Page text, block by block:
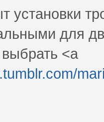
установки
для
<a